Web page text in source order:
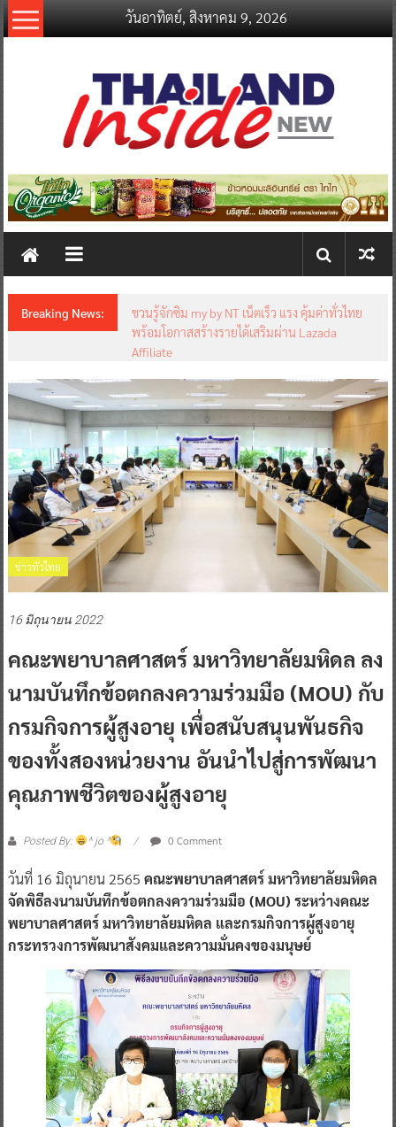
Skip
to
วันอาทิตย์, สิงหาคม 9, 2026
thailandinsidenew.com
Thailand
New
Breaking News:
ชวนรู้จักซิม my by NT เน็ตเร็ว แรง คุ้มค่าทั่วไทย
พร้อมโอกาสสร้างรายได้เสริมผ่าน Lazada
Affiliate
ข่าวทั่วไทย
16 มิถุนายน 2022
คณะพยาบาลศาสตร์ มหาวิทยาลัยมหิดล ลง
นามบันทึกข้อตกลงความร่วมมือ (MOU) กับ
กรมกิจการผู้สูงอายุ เพื่อสนับสนุนพันธกิจ
ของทั้งสองหน่วยงาน อันนำไปสู่การพัฒนา
คุณภาพชีวิตของผู้สูงอายุ
Posted By: ^ jo ^ 0 Comment
วันที่ 16 มิถุนายน 2565 คณะพยาบาลศาสตร์ มหาวิทยาลัยมหิดล
จัดพิธีลงนามบันทึกข้อตกลงความร่วมมือ (MOU) ระหว่างคณะ
พยาบาลศาสตร์ มหาวิทยาลัยมหิดล และกรมกิจการผู้สูงอายุ
กระทรวงการพัฒนาสังคมและความมั่นคงของมนุษย์